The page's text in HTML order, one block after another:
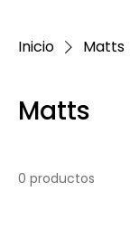
Inicio Matts
Matts
0 productos